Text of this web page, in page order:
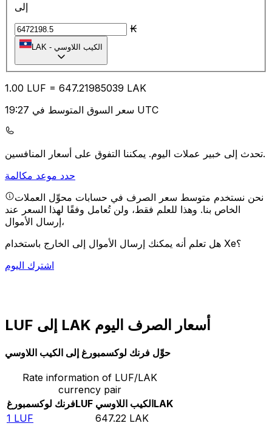
إلى
₭
LAK - الكيب اللاوسي
1.00 LUF = 647.21985039 LAK
سعر السوق المتوسط في 19:27 UTC
تحدث إلى خبير عملات اليوم.يمكننا التفوق على أسعار المنافسين.
حدد موعد مكالمة
نحن نستخدم متوسط سعر الصرف في حسابات محوِّل العملات
الخاص بنا. وهذا للعلم فقط، ولن تُعامل وفقًا لهذا السعر عند
إرسال الأموال،
هل تعلم أنه يمكنك إرسال الأموال إلى الخارج باستخدام Xe؟
اشترك اليوم
LUF إلى LAK أسعار الصرف اليوم
حوِّل فرنك لوكسمبورغ إلى الكيب اللاوسي
Rate information of LUF/LAK
currency pair
فرنك لوكسمبورغLUF الكيب اللاوسيLAK
1 LUF 647.22 LAK